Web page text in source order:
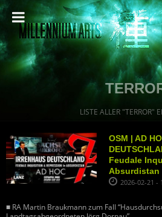
LISTE ALLER "TERROR"
OSM | AD
Feudale
Absurdistan
2026-02-21 -
■ RA Martin Braukmann zum Fall